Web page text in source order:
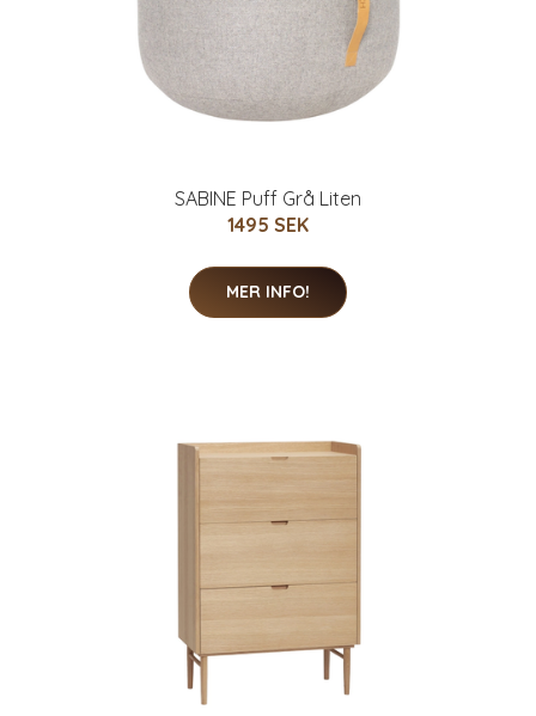
SABINE Puff Grå Liten
1495 SEK
MER INFO!